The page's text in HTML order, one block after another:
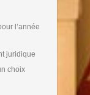
l’année
juridique
choix